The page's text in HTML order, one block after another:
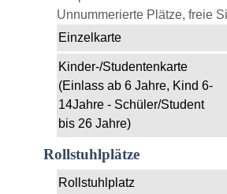
Unnummerierte Plätze, freie
Einzelkarte
Kinder-/Studentenkarte
(Einlass ab 6 Jahre, Kind 6-
14Jahre - Schüler/Student
bis 26 Jahre)
Rollstuhlplätze
Rollstuhlplatz